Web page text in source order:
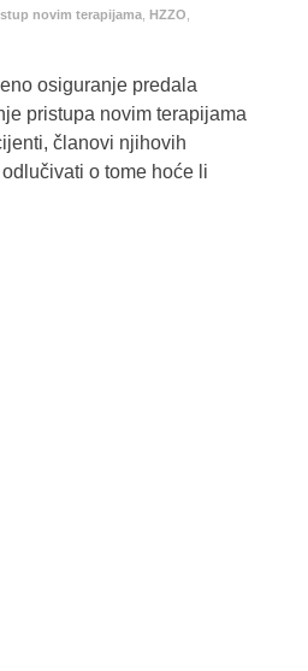
novim terapijama HZZO
osiguranje predala
pristupa novim terapijama
članovi njihovih
o tome hoće li